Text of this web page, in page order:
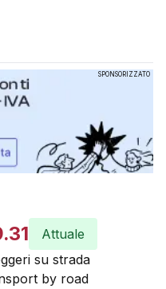
SPONSORIZZATO
Attuale
su strada
by road